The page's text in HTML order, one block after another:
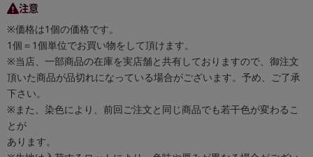
注意
※価格は1個の価格です。
1個＝1個単位でお買い物をして頂けます。
※当店、一部商品の在庫を実店舗と共有しておりますので、御注文
頂いた商品が品切れになっている場合がございます。予め、ご了承
下さい。
※また、染色により、前回ご注文と同じ商品でも若干色が変わるこ
とが
あります。